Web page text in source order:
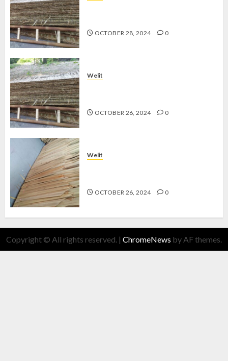
OCTOBER 28, 2024 0
Welit
OCTOBER 26, 2024 0
Welit
OCTOBER 26, 2024 0
Copyright © All rights reserved. | ChromeNews by AF themes.